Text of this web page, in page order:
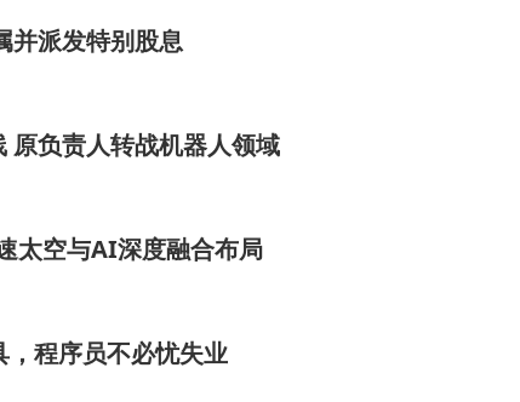
并派发特别股息
原负责人转战机器人领域
太空与AI深度融合布局
程序员不必忧失业